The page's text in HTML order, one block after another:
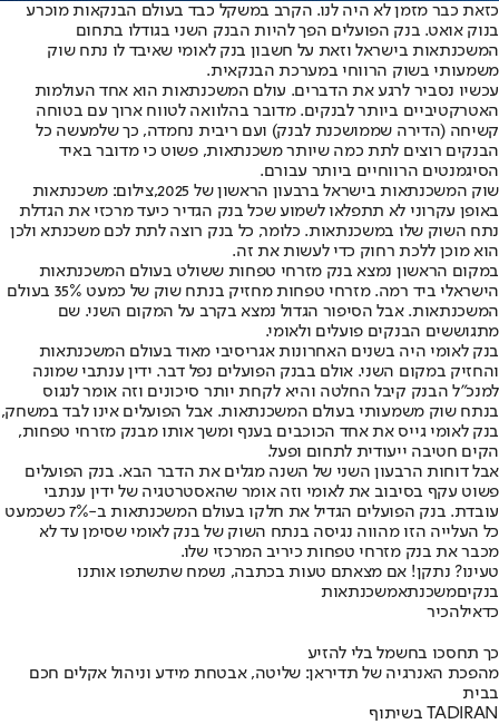
כזאת כבר מזמן לא היה לנו. הקרב במשקל כבד בעולם הבנקאות מוכרע
בנוק אואט. בנק הפועלים הפך להיות הבנק השני בגודלו בתחום
המשכנתאות בישראל וזאת על חשבון בנק לאומי שאיבד לו נתח שוק
משמעותי בשוק הרווחי במערכת הבנקאית.
עכשיו נסביר לרגע את הדברים. עולם המשכנתאות הוא אחד העולמות
האטרקטיביים ביותר לבנקים. מדובר בהלוואה לטווח ארוך עם בטוחה
קשיחה (הדירה שממושכנת לבנק) ועם ריבית נחמדה, כך שלמעשה כל
הבנקים רוצים לתת כמה שיותר משכנתאות, פשוט כי מדובר באיד
הסיגמנטים הרווחיים ביותר עבורם.
שוק המשכנתאות בישראל ברבעון הראשון של 2025,צילום: משכנתאות
באופן עקרוני לא תתפלאו לשמוע שכל בנק הגדיר כיעד מרכזי את הגדלת
נתח השוק שלו במשכנתאות. כלומר, כל בנק רוצה לתת לכם משכנתא ולכן
הוא מוכן ללכת רחוק כדי לעשות את זה.
במקום הראשון נמצא בנק מזרחי טפחות ששולט בעולם המשכנתאות
הישראלי ביד רמה. מזרחי טפחות מחזיק בנתח שוק של כמעט 35% בעולם
המשכנתאות. אבל הסיפור הגדול נמצא בקרב על המקום השני. שם
מתגוששים הבנקים פועלים ולאומי.
בנק לאומי היה בשנים האחרונות אגריסיבי מאוד בעולם המשכנתאות
והחזיק במקום השני. אולם בבנק הפועלים נפל דבר. ידין ענתבי שמונה
למנכ"ל הבנק קיבל החלטה והיא לקחת יותר סיכונים וזה אומר לנגוס
בנתח שוק משמעותי בעולם המשכנתאות. אבל הפועלים אינו לבד במשחק,
בנק לאומי גייס את אחד הכוכבים בענף ומשך אותו מבנק מזרחי טפחות,
הקים חטיבה ייעודית לתחום ופעל.
אבל דוחות הרבעון השני של השנה מגלים את הדבר הבא. בנק הפועלים
פשוט עקף בסיבוב את לאומי וזה אומר שהאסטרטגיה של ידין ענתבי
עובדת. בנק הפועלים הגדיל את חלקו בעולם המשכנתאות ב-7% כשכמעט
כל העלייה הזו מהווה נגיסה בנתח השוק של בנק לאומי שסימן עד לא
מכבר את בנק מזרחי טפחות כיריב המרכזי שלו.
טעינו? נתקן! אם מצאתם טעות בכתבה, נשמח שתשתפו אותנו
בנקיםמשכנתאמשכנתאות
כדאילהכיר
כך תחסכו בחשמל בלי להזיע
מהפכת האנרגיה של תדיראן: שליטה, אבטחת מידע וניהול אקלים חכם
בבית
בשיתוף TADIRAN